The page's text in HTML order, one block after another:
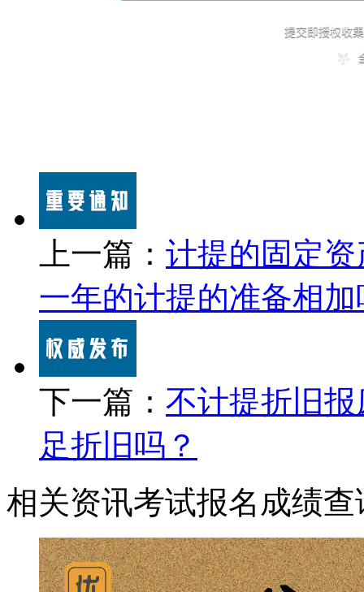
上一篇： 计提的固定
一年的计提的准备相加
下一篇： 不计提折旧
足折旧吗？
相关资讯考试报名 成绩查